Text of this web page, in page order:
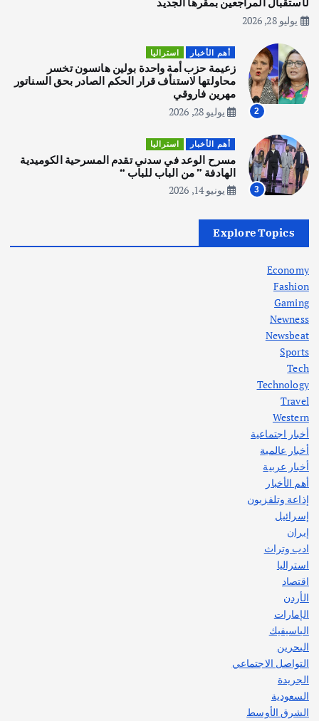
4
المقبل
يوليو 28, 2026
أهم الأخبار ثقافة وفنون
انطلاق ورشة التمثيل في مدينة كلباء الاماراتية
أغسطس 5, 2026
في جذور المشكلة وحلولها المستدامة
أهم الأخبار
اختتام ورشة السينوغرافيا في مدينة كلباء الاماراتية
أغسطس 3, 2026
يوليو 28, 2026
2
أهم الأخبار استراليا
زعيمة حزب أمة واحدة بولين هانسون تخسر
محاولتها لاستنأف قرار الحكم الصادر بحق السناتور
مهرين فاروقي
يوليو 28, 2026
3
أهم الأخبار استراليا
مسرح الوعد في سدني تقدم المسرحية الكوميدية
الهادفة ” من الباب للباب “
يونيو 14, 2026
Explore Topics
Economy
Fashion
Gaming
Newness
Newsbeat
Sports
Tech
Technology
Travel
Western
أخبار اجتماعية
أخبار عالمية
أخبار عربية
أهم الأخبار
إذاعة وتلفزيون
إسرائيل
إيران
ادب وتراث
استراليا
اقتصاد
الأردن
الإمارات
الباسيفيك
البحرين
التواصل الاجتماعي
الجريدة
السعودية
الشرق الأوسط